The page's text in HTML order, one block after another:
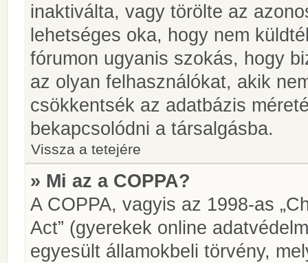
inaktiválta, vagy törölte az
lehetséges oka, hogy nem
fórumon ugyanis szokás, hogy
az olyan felhasználókat, akik
csökkentsék az adatbázis
bekapcsolódni a társalgásba.
Vissza a tetejére
» Mi az a COPPA?
A COPPA, vagyis az 1998-as
Act” (gyerekek online
egyesült államokbeli törvény,